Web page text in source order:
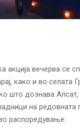
акција вечерва се
како и во селата
што дознава Алсат,
на редовната
распоредување.